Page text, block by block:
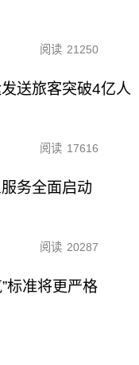
阅读 21250
送旅客突破4亿人
阅读 17616
务全面启动
阅读 20287
标准将更严格